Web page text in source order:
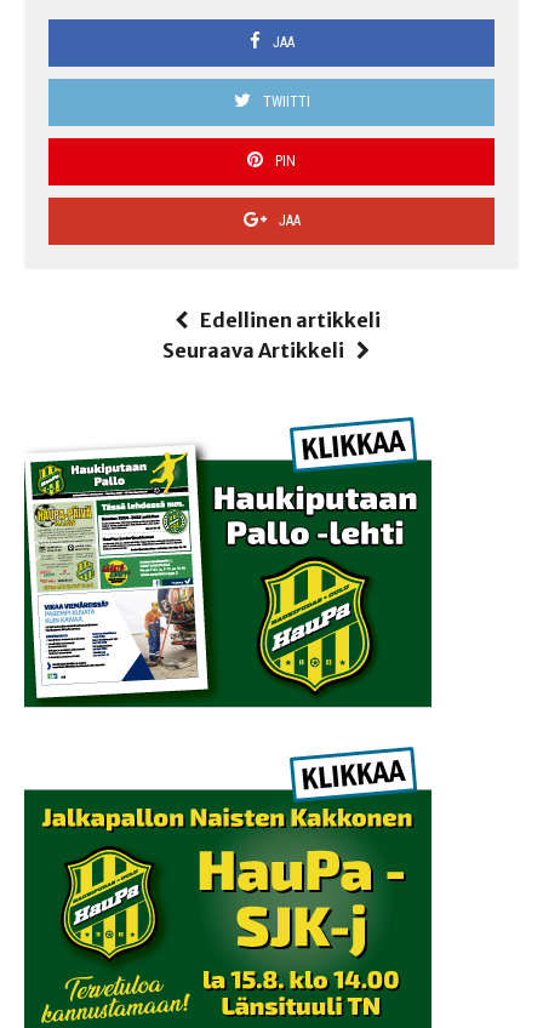
JAA
TWIITTI
PIN
JAA
Edellinen artikkeli
Seuraava Artikkeli